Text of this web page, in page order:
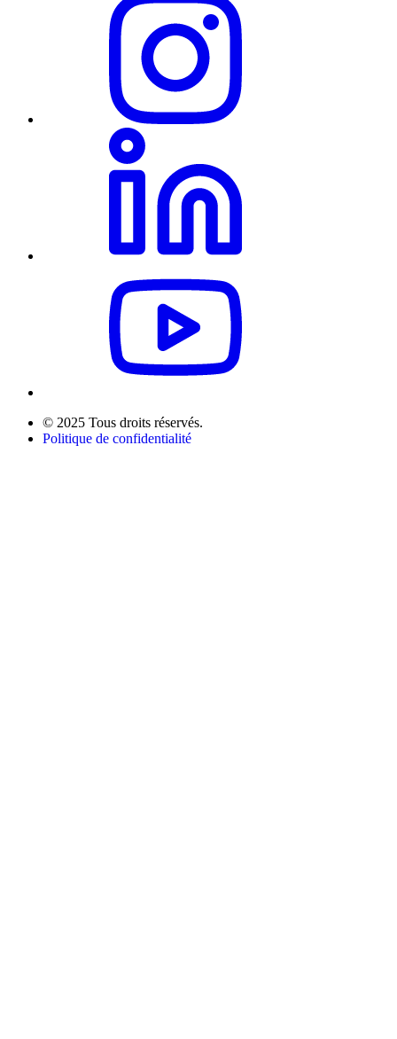
© 2025 Tous droits réservés.
Politique de confidentialité